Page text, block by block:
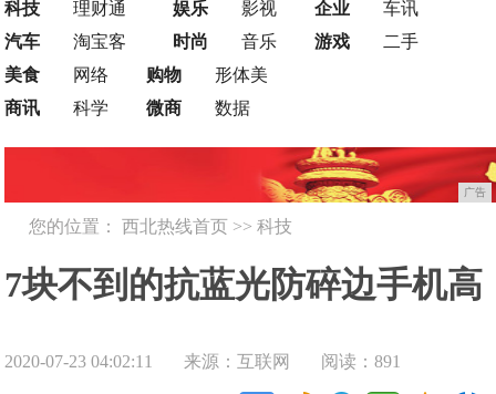
科技
理财通
汽车
淘宝客
娱乐
影视
时尚
音乐
企业
车讯
游戏
二手
美食
网络
商讯
科学
购物
形体美
微商
数据
广告
您的位置：西北热线首页 >>科技
7块不到的抗蓝光防碎边手机高
质量贴膜
2020-07-23 04:02:11 来源：互联网 阅读：891